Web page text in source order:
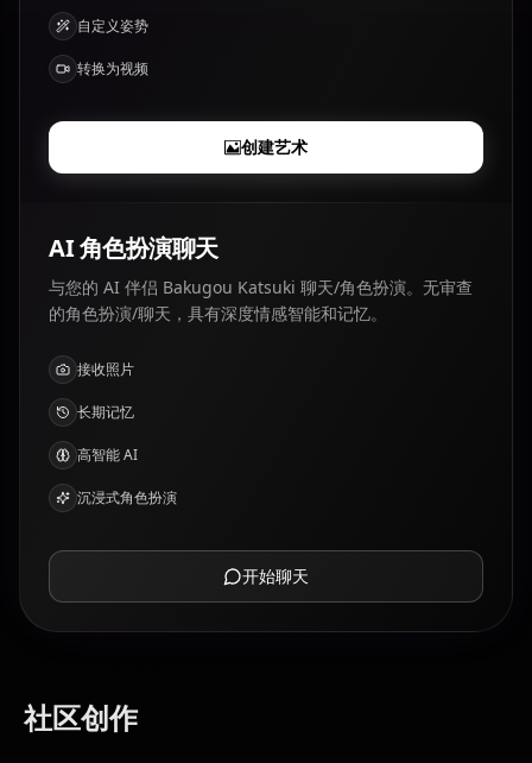
自定义姿势
转换为视频
创建艺术
AI 角色扮演聊天
与您的 AI 伴侣 Bakugou Katsuki 聊天/角色扮演。无审查
的角色扮演/聊天，具有深度情感智能和记忆。
接收照片
长期记忆
高智能 AI
沉浸式角色扮演
开始聊天
社区创作